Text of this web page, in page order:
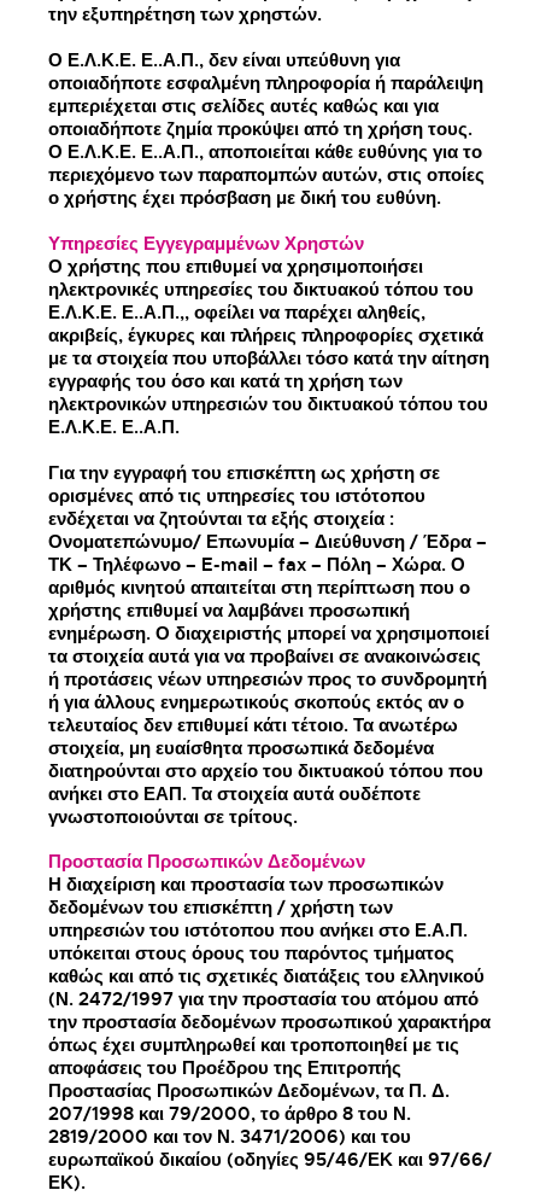
την εξυπηρέτηση των χρηστών.
Ο Ε.Λ.Κ.Ε. Ε..Α.Π., δεν είναι υπεύθυνη για
οποιαδήποτε εσφαλμένη πληροφορία ή παράλειψη
εμπεριέχεται στις σελίδες αυτές καθώς και για
οποιαδήποτε ζημία προκύψει από τη χρήση τους.
Ο Ε.Λ.Κ.Ε. Ε..Α.Π., αποποιείται κάθε ευθύνης για το
περιεχόμενο των παραπομπών αυτών, στις οποίες
ο χρήστης έχει πρόσβαση με δική του ευθύνη.
Υπηρεσίες Εγγεγραμμένων Χρηστών
Ο χρήστης που επιθυμεί να χρησιμοποιήσει
ηλεκτρονικές υπηρεσίες του δικτυακού τόπου του
Ε.Λ.Κ.Ε. Ε..Α.Π.,, οφείλει να παρέχει αληθείς,
ακριβείς, έγκυρες και πλήρεις πληροφορίες σχετικά
με τα στοιχεία που υποβάλλει τόσο κατά την αίτηση
εγγραφής του όσο και κατά τη χρήση των
ηλεκτρονικών υπηρεσιών του δικτυακού τόπου του
Ε.Λ.Κ.Ε. Ε..Α.Π.
Για την εγγραφή του επισκέπτη ως χρήστη σε
ορισμένες από τις υπηρεσίες του ιστότοπου
ενδέχεται να ζητούνται τα εξής στοιχεία :
Ονοματεπώνυμο/ Επωνυμία – Διεύθυνση / Έδρα –
ΤΚ – Τηλέφωνο – E-mail – fax – Πόλη – Χώρα. Ο
αριθμός κινητού απαιτείται στη περίπτωση που ο
χρήστης επιθυμεί να λαμβάνει προσωπική
ενημέρωση. Ο διαχειριστής μπορεί να χρησιμοποιεί
τα στοιχεία αυτά για να προβαίνει σε ανακοινώσεις
ή προτάσεις νέων υπηρεσιών προς το συνδρομητή
ή για άλλους ενημερωτικούς σκοπούς εκτός αν ο
τελευταίος δεν επιθυμεί κάτι τέτοιο. Τα ανωτέρω
στοιχεία, μη ευαίσθητα προσωπικά δεδομένα
διατηρούνται στο αρχείο του δικτυακού τόπου που
ανήκει στο ΕΑΠ. Τα στοιχεία αυτά ουδέποτε
γνωστοποιούνται σε τρίτους.
Προστασία Προσωπικών Δεδομένων
Η διαχείριση και προστασία των προσωπικών
δεδομένων του επισκέπτη / χρήστη των
υπηρεσιών του ιστότοπου που ανήκει στο Ε.Α.Π.
υπόκειται στους όρους του παρόντος τμήματος
καθώς και από τις σχετικές διατάξεις του ελληνικού
(Ν. 2472/1997 για την προστασία του ατόμου από
την προστασία δεδομένων προσωπικού χαρακτήρα
όπως έχει συμπληρωθεί και τροποποιηθεί με τις
αποφάσεις του Προέδρου της Επιτροπής
Προστασίας Προσωπικών Δεδομένων, τα Π. Δ.
207/1998 και 79/2000, το άρθρο 8 του Ν.
2819/2000 και τον Ν. 3471/2006) και του
ευρωπαϊκού δικαίου (οδηγίες 95/46/ΕΚ και 97/66/
ΕΚ).